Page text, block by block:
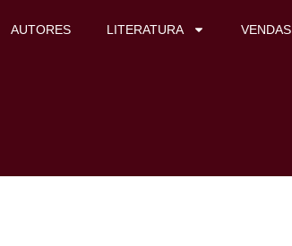
AUTORES LITERATURA VENDAS